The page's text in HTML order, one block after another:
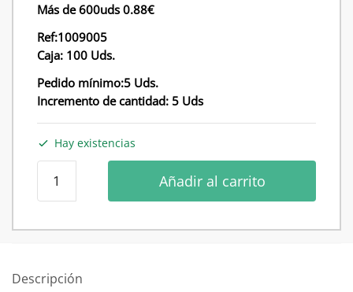
Más de 600uds 0.88€
Ref:1009005
Caja: 100 Uds.
Pedido mínimo:5 Uds.
Incremento de cantidad: 5 Uds
Hay existencias
abrigo
pintura
38cm
Añadir al carrito
Descripción